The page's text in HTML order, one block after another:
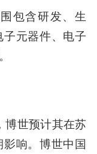
包含研发、生
元器件、电子
博世预计其在苏
响。博世中国